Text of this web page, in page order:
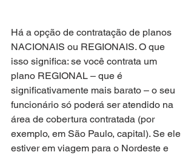
Há a opção de contratação de planos
NACIONAIS ou REGIONAIS. O que
isso significa: se você contrata um
plano REGIONAL – que é
significativamente mais barato – o seu
funcionário só poderá ser atendido na
área de cobertura contratada (por
exemplo, em São Paulo, capital). Se ele
estiver em viagem para o Nordeste e